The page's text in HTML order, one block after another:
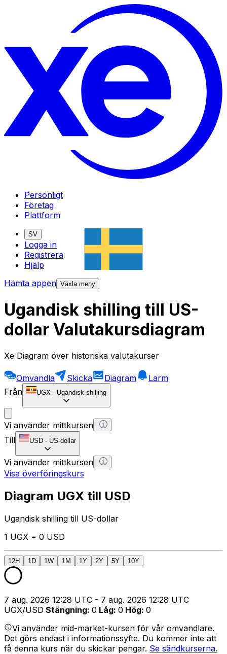
Personligt
Företag
Plattform
SV
Logga in
Registrera
Hjälp
Hämta appen Växla meny
Ugandisk shilling till US-
dollar Valutakursdiagram
Xe Diagram över historiska valutakurser
Omvandla Skicka Diagram
Larm
Från
UGX - Ugandisk shilling
Vi använder mittkursen
Till
USD - US-dollar
Vi använder mittkursen
Visa överföringskurs
Diagram UGX till USD
Ugandisk shilling till US-dollar
1 UGX = 0 USD
12H 1D 1W 1M 1Y 2Y 5Y 10Y
7 aug. 2026 12:28 UTC - 7 aug. 2026 12:28 UTC
UGX/USD Stängning: 0 Låg: 0 Hög: 0
Vi använder mid-market-kursen för vår omvandlare.
Det görs endast i informationssyfte. Du kommer inte att
få denna kurs när du skickar pengar. Se sändkurserna.